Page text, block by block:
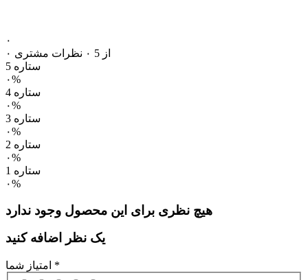
۰
۰ از 5
۰ نظرات مشتری
5 ستاره
۰%
4 ستاره
۰%
3 ستاره
۰%
2 ستاره
۰%
1 ستاره
۰%
هیچ نظری برای این محصول وجود ندارد
یک نظر اضافه کنید
*